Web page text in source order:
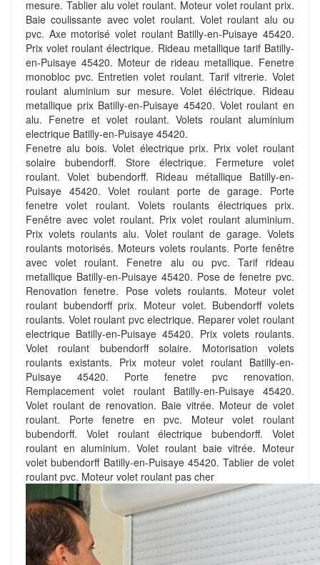
mesure. Tablier alu volet roulant. Moteur volet roulant prix.
Baie coulissante avec volet roulant. Volet roulant alu ou
pvc. Axe motorisé volet roulant Batilly-en-Puisaye 45420.
Prix volet roulant électrique. Rideau metallique tarif Batilly-
en-Puisaye 45420. Moteur de rideau metallique. Fenetre
monobloc pvc. Entretien volet roulant. Tarif vitrerie. Volet
roulant aluminium sur mesure. Volet éléctrique. Rideau
metallique prix Batilly-en-Puisaye 45420. Volet roulant en
alu. Fenetre et volet roulant. Volets roulant aluminium
electrique Batilly-en-Puisaye 45420.
Fenetre alu bois. Volet électrique prix. Prix volet roulant
solaire bubendorff. Store électrique. Fermeture volet
roulant. Volet bubendorff. Rideau métallique Batilly-en-
Puisaye 45420. Volet roulant porte de garage. Porte
fenetre volet roulant. Volets roulants électriques prix.
Fenêtre avec volet roulant. Prix volet roulant aluminium.
Prix volets roulants alu. Volet roulant de garage. Volets
roulants motorisés. Moteurs volets roulants. Porte fenêtre
avec volet roulant. Fenetre alu ou pvc. Tarif rideau
metallique Batilly-en-Puisaye 45420. Pose de fenetre pvc.
Renovation fenetre. Pose volets roulants. Moteur volet
roulant bubendorff prix. Moteur volet. Bubendorff volets
roulants. Volet roulant pvc electrique. Reparer volet roulant
electrique Batilly-en-Puisaye 45420. Prix volets roulants.
Volet roulant bubendorff solaire. Motorisation volets
roulants existants. Prix moteur volet roulant Batilly-en-
Puisaye 45420. Porte fenetre pvc renovation.
Remplacement volet roulant Batilly-en-Puisaye 45420.
Volet roulant de renovation. Baie vitrée. Moteur de volet
roulant. Porte fenetre en pvc. Moteur volet roulant
bubendorff. Volet roulant électrique bubendorff. Volet
roulant en aluminium. Volet roulant baie vitrée. Moteur
volet bubendorff Batilly-en-Puisaye 45420. Tablier de volet
roulant pvc. Moteur volet roulant pas cher